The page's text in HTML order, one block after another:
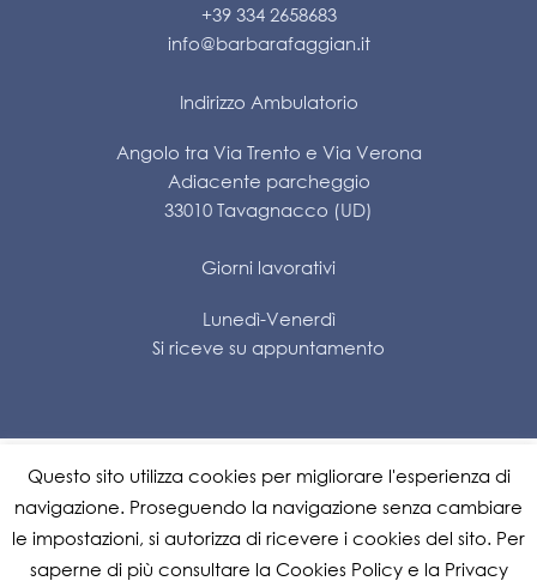
+39 334 2658683
info@barbarafaggian.it
Indirizzo Ambulatorio
Angolo tra Via Trento e Via Verona
Adiacente parcheggio
33010 Tavagnacco (UD)
Giorni lavorativi
Lunedì-Venerdì
Si riceve su appuntamento
Impostazione dei cookie
Privacy Policy|Cookie Policy
Questo sito utilizza cookies per migliorare l'esperienza di
navigazione. Proseguendo la navigazione senza cambiare
le impostazioni, si autorizza di ricevere i cookies del sito. Per
saperne di più consultare la Cookies Policy e la Privacy